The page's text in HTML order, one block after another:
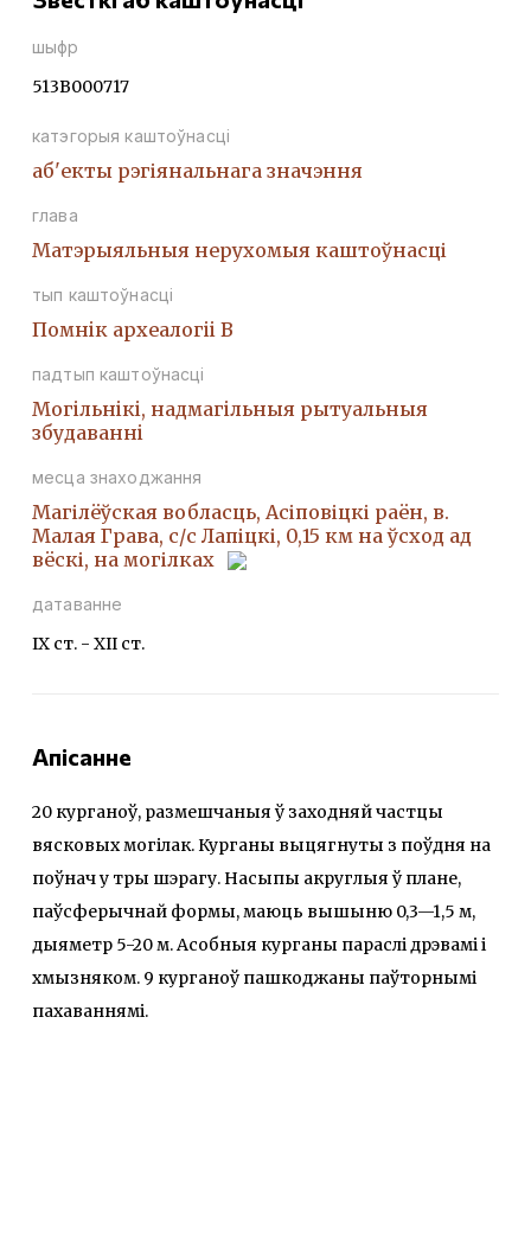
шыфр
513В000717
катэгорыя каштоўнасці
аб'екты рэгіянальнага значэння
глава
Матэрыяльныя нерухомыя каштоўнасці
тып каштоўнасці
Помнiк археалогii В
падтып каштоўнасці
Могiльнiкi, надмагiльныя рытуальныя
збудаваннi
месца знаходжання
Магілёўская вобласць, Асіповіцкі раён, в.
Малая Грава, с/с Лапіцкі, 0,15 км на ўсход ад
вёскі, на могілках
датаванне
IX ст. - ХII ст.
Апісанне
20 курганоў, размешчаныя ў заходняй частцы
вясковых могілак. Курганы выцягнуты з поўдня на
поўнач у тры шэрагу. Насыпы акруглыя ў плане,
паўсферычнай формы, маюць вышыню 0,3—1,5 м,
дыяметр 5-20 м. Асобныя курганы параслі дрэвамі і
хмызняком. 9 курганоў пашкоджаны паўторнымі
пахаваннямі.